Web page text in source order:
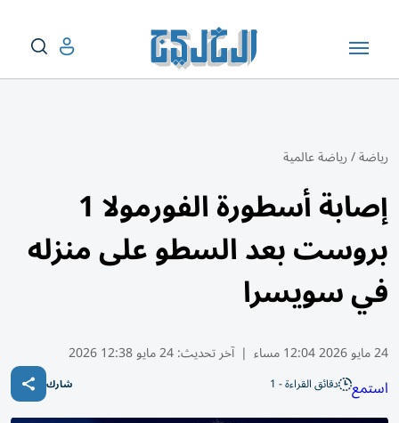
رياضة/رياضة عالمية
إصابة أسطورة الفورمولا 1
بروست بعد السطو على منزله
في سويسرا
24 مايو 2026 12:04 مساء | آخر تحديث:24 مايو 12:38 2026
استمع دقائق القراءة - 1 شارك